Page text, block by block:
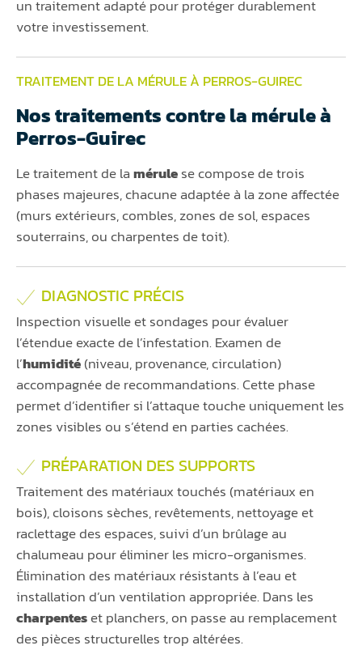
un traitement adapté pour protéger durablement
votre investissement.
TRAITEMENT DE LA MÉRULE À PERROS-GUIREC
Nos traitements contre la mérule à
Perros-Guirec
Le traitement de lamérulese compose de trois
phases majeures, chacune adaptée à la zone affectée
(murs extérieurs, combles, zones de sol, espaces
souterrains, ou charpentes de toit).
DIAGNOSTIC PRÉCIS
Inspection visuelle et sondages pour évaluer
l’étendue exacte de l’infestation. Examen de
l’humidité(niveau, provenance, circulation)
accompagnée de recommandations. Cette phase
permet d’identifier si l’attaque touche uniquement les
zones visibles ou s’étend en parties cachées.
PRÉPARATION DES SUPPORTS
Traitement des matériaux touchés (matériaux en
bois), cloisons sèches, revêtements, nettoyage et
raclettage des espaces, suivi d’un brûlage au
chalumeau pour éliminer les micro-organismes.
Élimination des matériaux résistants à l’eau et
installation d’un ventilation appropriée. Dans les
charpenteset planchers, on passe au remplacement
des pièces structurelles trop altérées.